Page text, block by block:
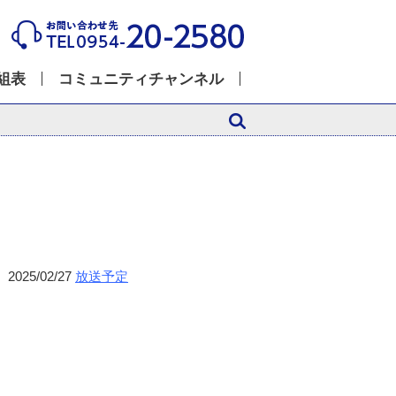
表 コミュニティチャンネル
2025/02/27 放送予定